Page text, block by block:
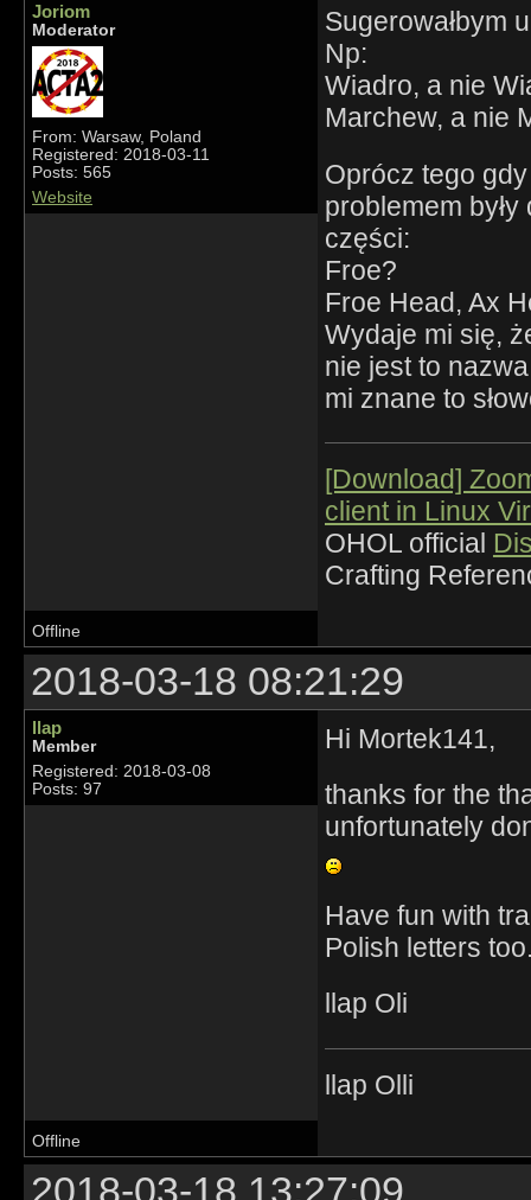
Joriom
Moderator
From: Warsaw, Poland
Registered: 2018-03-11
Posts: 565
Website
Sugerowałbym
Np:
Wiadro, a nie
Marchew, a nie
Oprócz tego
problemem
części:
Froe?
Froe Head, Ax
Wydaje mi się,
nie jest to
mi znane to
[Download]
client in Linux
OHOL official
Crafting
Offline
2018-03-18 08:21:29
llap
Member
Registered: 2018-03-08
Posts: 97
Hi Mortek141,
thanks for the
unfortunately
Have fun with
Polish letters
llap Oli
llap Olli
Offline
2018-03-18 13:27:09